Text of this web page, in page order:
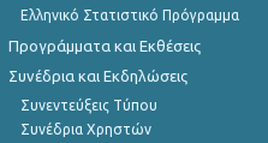
Ελληνικό Στατιστικό Πρόγραμμα
Προγράμματα και Εκθέσεις
Συνέδρια και Εκδηλώσεις
Συνεντεύξεις Τύπου
Συνέδρια Χρηστών